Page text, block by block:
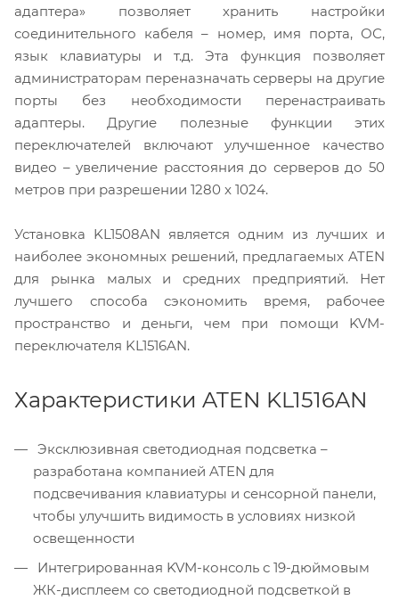
адаптера» позволяет хранить настройки
соединительного кабеля – номер, имя порта, ОС,
язык клавиатуры и т.д. Эта функция позволяет
администраторам переназначать серверы на другие
порты без необходимости перенастраивать
адаптеры. Другие полезные функции этих
переключателей включают улучшенное качество
видео – увеличение расстояния до серверов до 50
метров при разрешении 1280 x 1024.
Установка KL1508AN является одним из лучших и
наиболее экономных решений, предлагаемых ATEN
для рынка малых и средних предприятий. Нет
лучшего способа сэкономить время, рабочее
пространство и деньги, чем при помощи KVM-
переключателя KL1516AN.
Характеристики ATEN KL1516AN
Эксклюзивная светодиодная подсветка –
разработана компанией ATEN для
подсвечивания клавиатуры и сенсорной панели,
чтобы улучшить видимость в условиях низкой
освещенности
Интегрированная KVM-консоль с 19-дюймовым
ЖК-дисплеем со светодиодной подсветкой в